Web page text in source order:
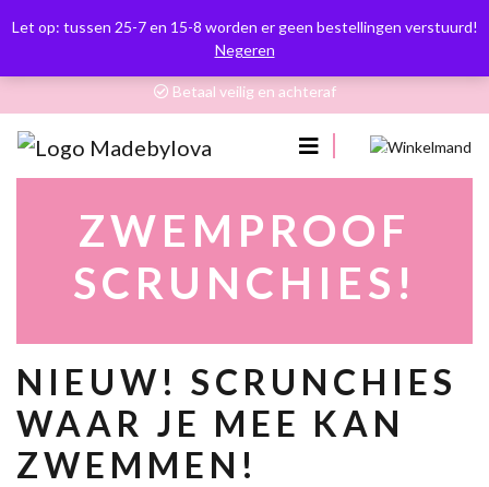
Op werkdagen voor 12.00 besteld, zelfde dag verzonden
Verzendkosten €3,95. Gratis vanaf €50,- (NL)
Betaal veilig en achteraf
0
ZWEMPROOF
SCRUNCHIES!
NIEUW! SCRUNCHIES
WAAR JE MEE KAN
ZWEMMEN!
Let op: tussen 25-7 en 15-8 worden er geen bestellingen verstuurd!
Negeren